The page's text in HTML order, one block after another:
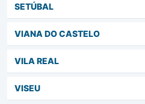
SETÚBAL
VIANA DO CASTELO
VILA REAL
VISEU